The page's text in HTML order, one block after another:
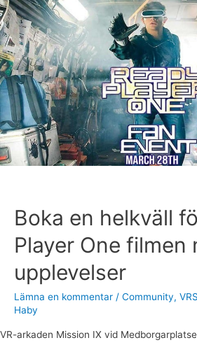
Boka en helkväll
Player One filmen
upplevelser
Lämna en kommentar / Community,
Haby
VR-arkaden Mission IX vid
en
helkväll
för
Ready
Player
One
filmen
med
VR-